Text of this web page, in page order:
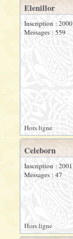
Elenillor
Inscription : 2000
Messages : 559
Hors ligne
Celeborn
Inscription : 2001
Messages : 47
Hors ligne